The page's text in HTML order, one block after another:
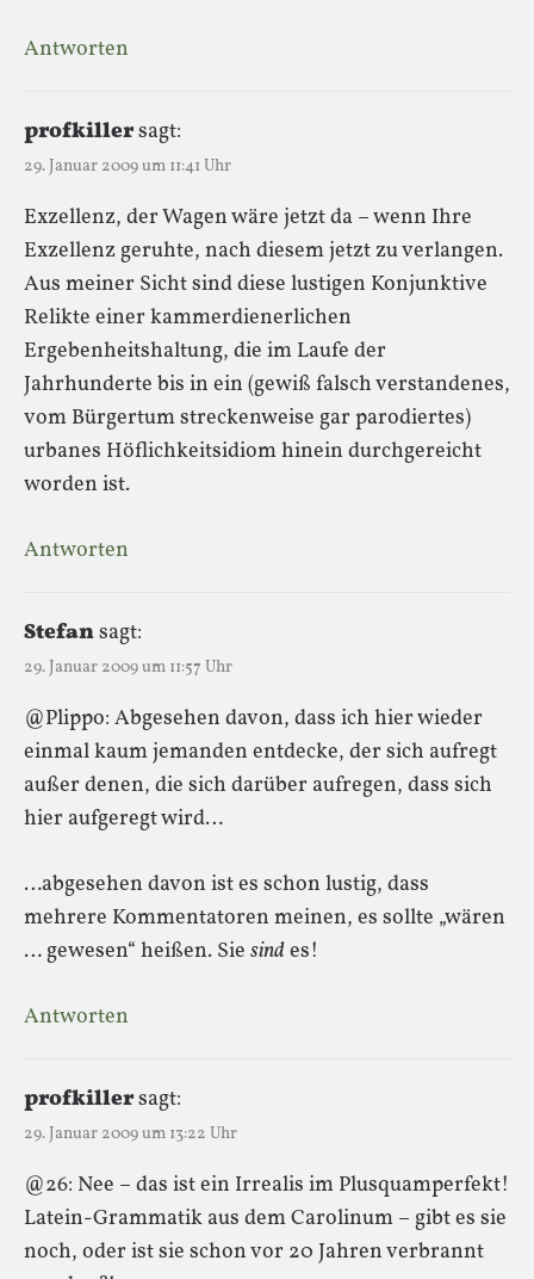
Antworten
profkillersagt:
29. Januar 2009 um 11:41 Uhr
Exzellenz, der Wagen wäre jetzt da – wenn Ihre
Exzellenz geruhte, nach diesem jetzt zu verlangen.
Aus meiner Sicht sind diese lustigen Konjunktive
Relikte einer kammerdienerlichen
Ergebenheitshaltung, die im Laufe der
Jahrhunderte bis in ein (gewiß falsch verstandenes,
vom Bürgertum streckenweise gar parodiertes)
urbanes Höflichkeitsidiom hinein durchgereicht
worden ist.
Antworten
Stefansagt:
29. Januar 2009 um 11:57 Uhr
@Plippo: Abgesehen davon, dass ich hier wieder
einmal kaum jemanden entdecke, der sich aufregt
außer denen, die sich darüber aufregen, dass sich
hier aufgeregt wird…
…abgesehen davon ist es schon lustig, dass
mehrere Kommentatoren meinen, es sollte „wären
… gewesen“ heißen. Sie sindes!
Antworten
profkillersagt:
29. Januar 2009 um 13:22 Uhr
@26: Nee – das ist ein Irrealis im Plusquamperfekt!
Latein-Grammatik aus dem Carolinum – gibt es sie
noch, oder ist sie schon vor 20 Jahren verbrannt